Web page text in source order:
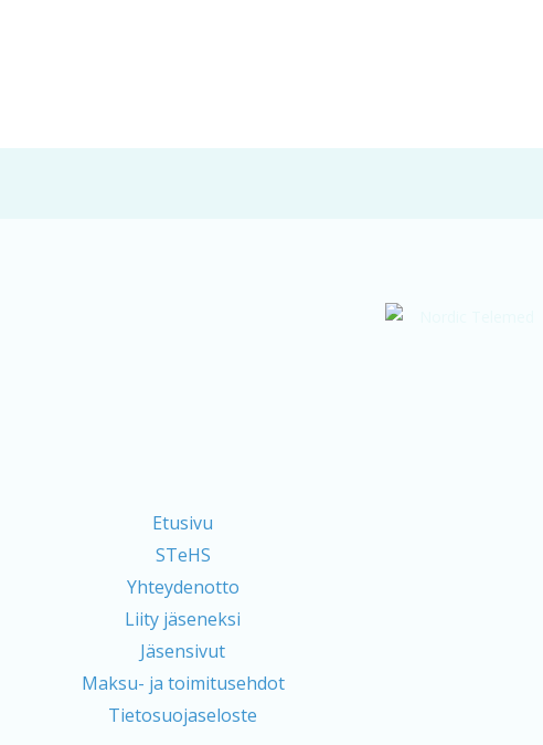
Etusivu
STeHS
Yhteydenotto
Liity jäseneksi
Jäsensivut
Maksu- ja toimitusehdot
Tietosuojaseloste